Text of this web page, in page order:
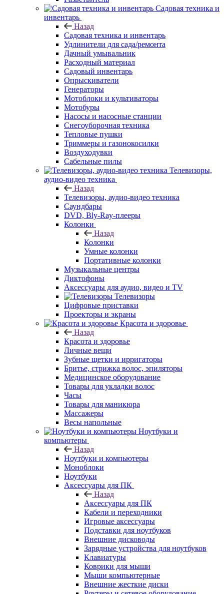
Садовая техника и
инвентарь
Назад
Садовая техника и инвентарь
Удлинители для сада/ремонта
Дачный умывальник
Расходный материал
Садовый инвентарь
Опрыскиватели
Генераторы
Мотоблоки и культиваторы
Мотобуры
Насосы и насосные станции
Снегоуборочная техника
Тепловые пушки
Триммеры и газонокосилки
Воздуходувки
Сабельные пилы
Телевизоры,
аудио-видео техника
Назад
Телевизоры, аудио-видео техника
Саундбары
DVD, Bly-Ray-плееры
Колонки
Назад
Колонки
Умные колонки
Портативные колонки
Музыкальные центры
Диктофоны
Аксессуары для аудио, видео и TV
Телевизоры
Цифровые приставки
Проекторы и экраны
Красота и здоровье
Назад
Красота и здоровье
Личные вещи
Зубные щетки и ирригаторы
Бритье, стрижка волос, эпиляторы
Медицинское оборудование
Товары для укладки волос
Часы
Товары для маникюра
Массажеры
Весы напольные
Ноутбуки и
компьютеры
Назад
Ноутбуки и компьютеры
Моноблоки
Ноутбуки
Аксессуары для ПК
Назад
Аксессуары для ПК
Кабели и переходники
Игровые аксессуары
Подставки для ноутбуков
Внешние дисководы
Зарядные устройства для ноутбуков
Клавиатуры
Коврики для мыши
Мыши компьютерные
Внешние жесткие диски